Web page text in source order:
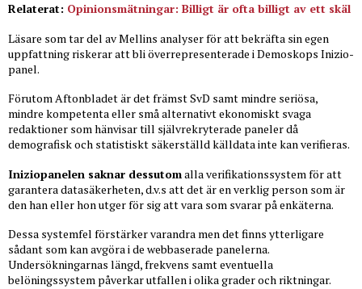
Relaterat: Opinionsmätningar: Billigt är ofta billigt av ett skäl
Läsare som tar del av Mellins analyser för att bekräfta sin egen
uppfattning riskerar att bli överrepresenterade i Demoskops Inizio-
panel.
Förutom Aftonbladet är det främst SvD samt mindre seriösa,
mindre kompetenta eller små alternativt ekonomiskt svaga
redaktioner som hänvisar till självrekryterade paneler då
demografisk och statistiskt säkerställd källdata inte kan verifieras.
Iniziopanelen saknar dessutomalla verifikationssystem för att
garantera datasäkerheten, d.v.s att det är en verklig person som är
den han eller hon utger för sig att vara som svarar på enkäterna.
Dessa systemfel förstärker varandra men det finns ytterligare
sådant som kan avgöra i de webbaserade panelerna.
Undersökningarnas längd, frekvens samt eventuella
belöningssystem påverkar utfallen i olika grader och riktningar.